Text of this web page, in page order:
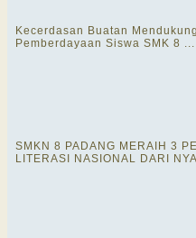
Kecerdasan Buatan
Pemberdayaan Siswa SMK 8 ...
SMKN 8 PADANG MERAIH 3
LITERASI NASIONAL DARI